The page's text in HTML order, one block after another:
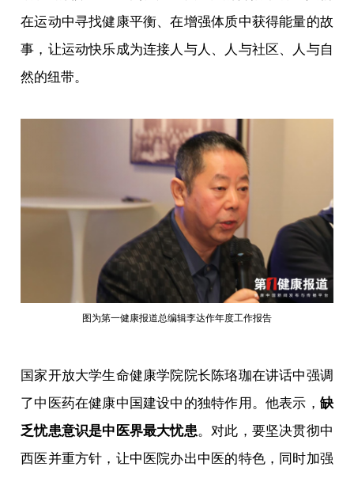
在运动中寻找健康平衡、在增强体质中获得能量的故
事，让运动快乐成为连接人与人、人与社区、人与自
然的纽带。
图为第一健康报道总编辑李达作年度工作报告
国家开放大学生命健康学院院长陈珞珈在讲话中强调
了中医药在健康中国建设中的独特作用。他表示， 缺
乏忧患意识是中医界最大忧患。对此，要坚决贯彻中
西医并重方针，让中医院办出中医的特色，同时加强